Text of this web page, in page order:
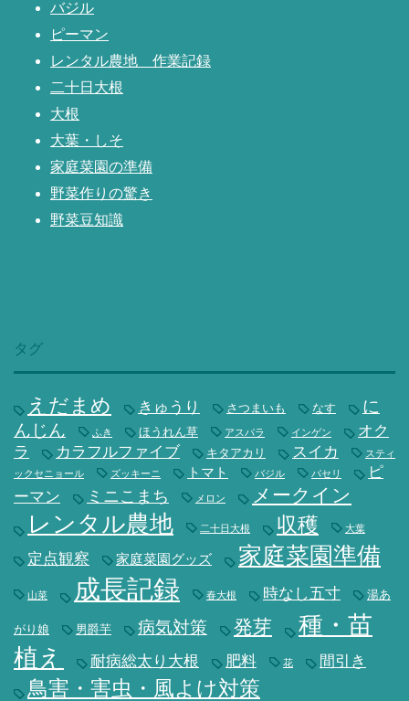
バジル
ピーマン
レンタル農地 作業記録
二十日大根
大根
大葉・しそ
家庭菜園の準備
野菜作りの驚き
野菜豆知識
タグ
えだまめ きゅうり さつまいも なす
に
んじん
ふき ほうれん草 アスパラ インゲン
オク
ラ
カラフルファイブ キタアカリ スイカ
スティ
ックセニョール
ズッキーニ トマト バジル パセリ
ピ
ーマン
ミニこまち メロン メークイン
レンタル農地 二十日大根 収穫 大葉
定点観察 家庭菜園グッズ 家庭菜園準備
山菜 成長記録 春大根 時なし五寸 湯あ
がり娘 男爵芋 病気対策 発芽
種・苗
植え
耐病総太り大根 肥料 花 間引き
鳥害・害虫・風よけ対策